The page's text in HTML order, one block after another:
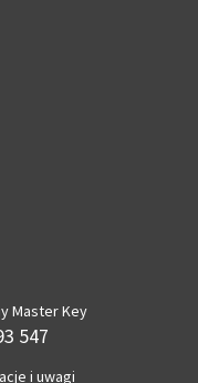
Master Key
547
i uwagi